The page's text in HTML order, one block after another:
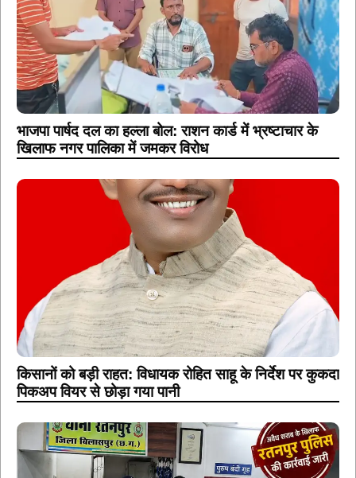
भाजपा पार्षद दल का हल्ला बोल: राशन कार्ड में भ्रष्टाचार के
खिलाफ नगर पालिका में जमकर विरोध
किसानों को बड़ी राहत: विधायक रोहित साहू के निर्देश पर कुकदा
पिकअप वियर से छोड़ा गया पानी